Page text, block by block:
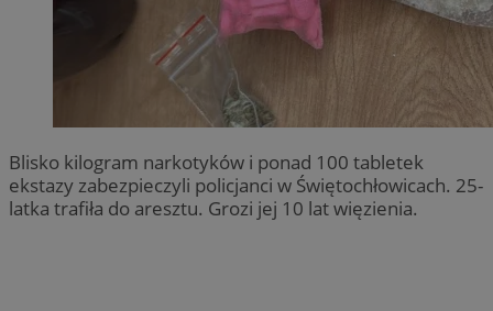
Blisko kilogram narkotyków i ponad 100 tabletek
ekstazy zabezpieczyli policjanci w Świętochłowicach. 25-
latka trafiła do aresztu. Grozi jej 10 lat więzienia.